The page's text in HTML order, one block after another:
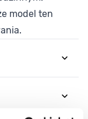
model ten